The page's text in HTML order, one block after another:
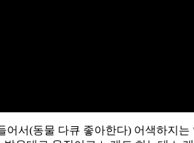
서(동물 다큐 좋아한다) 어색하지